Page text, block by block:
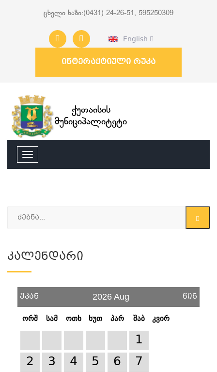
ცხელი ხაზი:(0431) 24-26-51, 595250309
English
ინტერაქტიული რუკა
ქუთაისის
მუნიციპალიტეტი
Კალენდარი
უკან 2026 Aug წინ
ორშ სამ ოთხ ხუთ პარ შაბ კვირ
1
2
3 4 5 6
7